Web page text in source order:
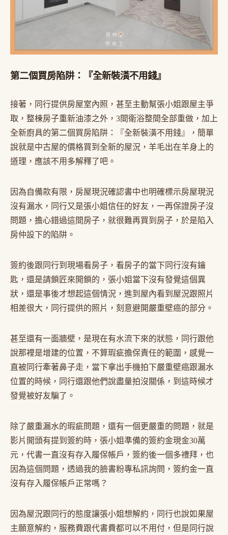
第二個買房陷阱：『全新裝潢不用錢』
接著，同行提供房屋室內照，甚至主動幫張小姐跟屋主爭
取，整棟房子重新油漆之外，3間衛浴整間全部重做，加上
全新廚具的第二個買房陷阱：『全新裝潢不用錢』，簡單
說就是中古屋的價格買到全新的屋況，羊毛出在羊身上的
道理，應該不用多解釋了吧。
因為自備款有限，房屋現況確認書中也明確標示房屋現況
沒有漏水，同行又是張小姐信任的好友，一再保證房子沒
問題，擔心錯過這間房子，就很難再買到房子，於是陷入
房仲設下的陷阱。
簽約後跟同行到現場看房子，看房子的當下同行沒有鑰
匙，還是請鎖匠來開鎖的，張小姐當下沒有發覺這個異
狀，還是事後才想起這個情況，進到屋內看到屋況跟照片
相差很大，同行提供的照片，刻意避開嚴重壁癌的部分。
甚至還有一面牆壁，是現在有水流下來的狀態，同行跟他
說那裡是增建的位置，不算瑕疵擔保責任的範圍，感覺一
直被同行牽著鼻子走，當下拿出手機拍下嚴重壁癌跟漏水
位置的時候，同行還跟他們說盡量拍沒關係，到這時候才
發覺被好友騙了。
除了嚴重漏水的瑕疵問題，還有一個更嚴重的問題，就是
影片開頭有提到簽約時，張小姐準備的簽約金現金30萬
元，代書一直沒有存入履保帳戶，簽約後一個多禮拜，也
因為這個問題，透過我的臉書粉專私訊詢問，簽約金一直
沒有存入履保帳戶正常嗎？
因為屋況跟同行的態度讓張小姐想解約，同行也說如果屋
主願意解約，服務費跟代書費都可以不用付，但是同行說